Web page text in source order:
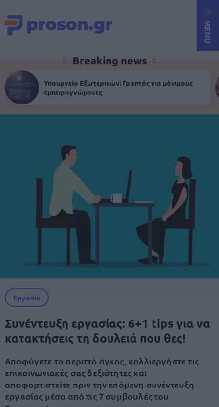
MENU
Breaking news
Υπουργείο Εξωτερικών: Γραπτός για μόνιμους
εμπειρογνώμονες
Εργασία
Συνέντευξη εργασίας: 6+1 tips για να
κατακτήσεις τη δουλειά που θες!
Αποφύγετε το περιττό άγχος, καλλιεργήστε τις
επικοινωνιακές σας δεξιότητες και
αποφορτιστείτε πριν την επόμενη συνέντευξη
εργασίας μέσα από τις 7 συμβουλές του